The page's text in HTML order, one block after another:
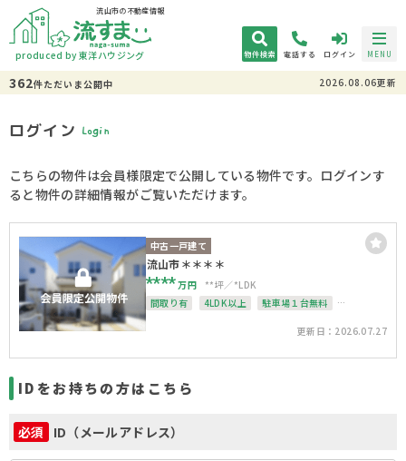
流山市の不動産情報
produced by 東洋ハウジング 物件検索 電話する ログイン MENU
362件ただいま公開中 2026.08.06更新
ログイン Login
こちらの物件は会員様限定で公開している物件です。ログインす
ると物件の詳細情報がご覧いただけます。
中古一戸建て
流山市＊＊＊＊
****万円 **坪
*LDK
間取り有
4LDK以上
駐車場１台無料
更新日：2026.07.27
IDをお持ちの方はこちら
必須 ID（メールアドレス）